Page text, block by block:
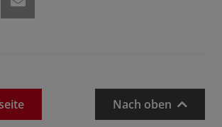
Nach oben